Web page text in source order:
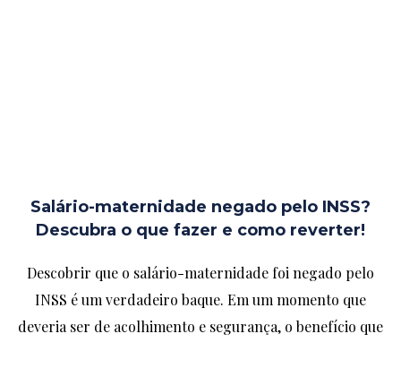
Salário-maternidade negado pelo INSS?
Descubra o que fazer e como reverter!
Descobrir que o salário-maternidade foi negado pelo
INSS é um verdadeiro baque. Em um momento que
deveria ser de acolhimento e segurança, o benefício que